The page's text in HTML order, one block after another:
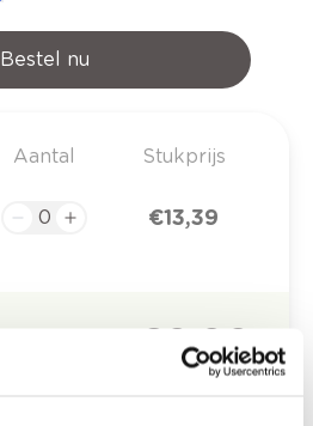
Bestel nu
Aantal Stukprijs
€ 13,39
€ 0,00